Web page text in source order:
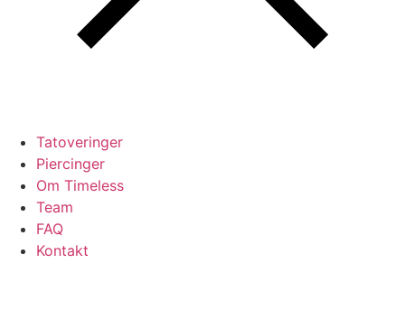
Tatoveringer
Piercinger
Om Timeless
Team
FAQ
Kontakt